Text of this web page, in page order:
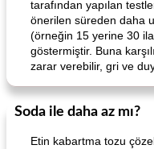
tarafından yapılan
önerilen süreden daha
(örneğin 15 yerine 30
göstermiştir. Buna
zarar verebilir, gri ve
Soda ile daha az mı?
Etin kabartma tozu